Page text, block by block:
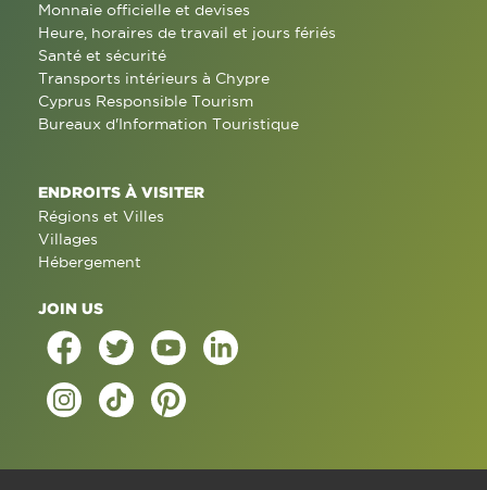
Monnaie officielle et devises
Heure, horaires de travail et jours fériés
Santé et sécurité
Transports intérieurs à Chypre
Cyprus Responsible Tourism
Bureaux d'Information Touristique
ENDROITS À VISITER
Régions et Villes
Villages
Hébergement
JOIN US